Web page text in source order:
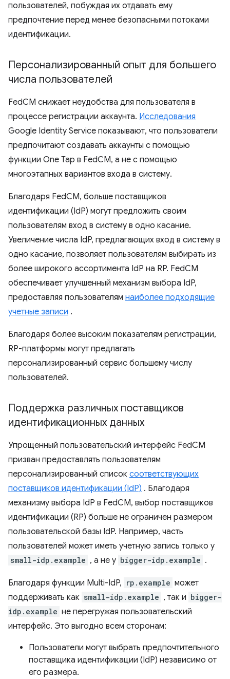
пользователей, побуждая их отдавать ему
предпочтение перед менее безопасными потоками
идентификации.
Персонализированный опыт для большего
числа пользователей
FedCM снижает неудобства для пользователя в
процессе регистрации аккаунта. Исследования
Google Identity Service показывают, что пользователи
предпочитают создавать аккаунты с помощью
функции One Tap в FedCM, а не с помощью
многоэтапных вариантов входа в систему.
Благодаря FedCM, больше поставщиков
идентификации (IdP) могут предложить своим
пользователям вход в систему в одно касание.
Увеличение числа IdP, предлагающих вход в систему в
одно касание, позволяет пользователям выбирать из
более широкого ассортимента IdP на RP. FedCM
обеспечивает улучшенный механизм выбора IdP,
предоставляя пользователям наиболее подходящие
учетные записи .
Благодаря более высоким показателям регистрации,
RP-платформы могут предлагать
персонализированный сервис большему числу
пользователей.
Поддержка различных поставщиков
идентификационных данных
Упрощенный пользовательский интерфейс FedCM
призван предоставлять пользователям
персонализированный список соответствующих
поставщиков идентификации (IdP) . Благодаря
механизму выбора IdP в FedCM, выбор поставщиков
идентификации (RP) больше не ограничен размером
пользовательской базы IdP. Например, часть
пользователей может иметь учетную запись только у
small-idp.example , а не у bigger-idp.example .
Благодаря функции Multi-IdP, rp.example может
поддерживать как small-idp.example , так и bigger-
idp.example не перегружая пользовательский
интерфейс. Это выгодно всем сторонам:
Пользователи могут выбрать предпочтительного
поставщика идентификации (IdP) независимо от
его размера.